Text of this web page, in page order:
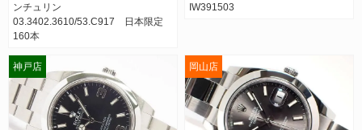
ンチュリン
03.3402.3610/53.C917 日本限定
160本
IW391503
神戸店 岡山店